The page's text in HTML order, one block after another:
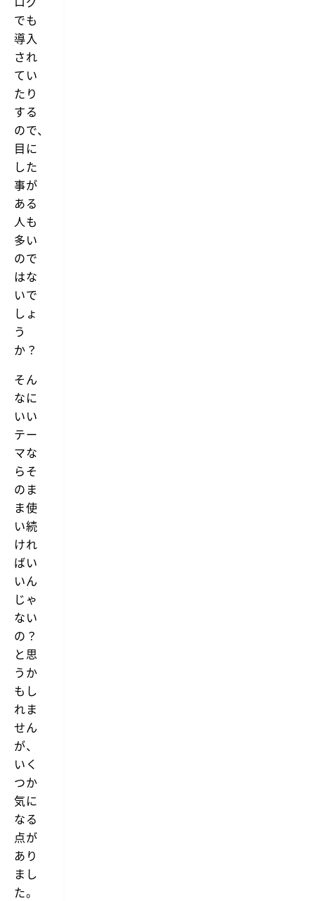
でも
導入
され
てい
たり
する
ので、
目に
した
事が
ある
人も
多い
ので
はな
いで
しょ
う
か？
そん
なに
いい
テー
マな
らそ
のま
ま使
い続
けれ
ばい
いん
じゃ
ない
の？
と思
うか
もし
れま
せん
が、
いく
つか
気に
なる
点が
あり
まし
た。